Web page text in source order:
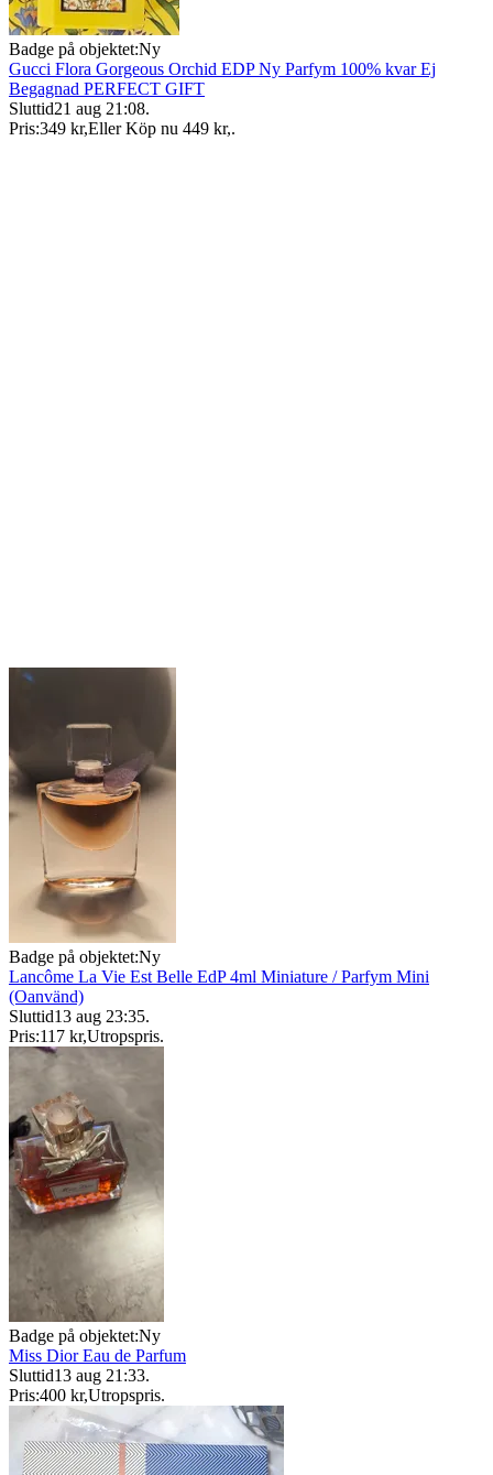
Badge på objektet:Ny
Gucci Flora Gorgeous Orchid EDP Ny Parfym 100% kvar Ej
Begagnad PERFECT GIFT
Sluttid21 aug 21:08.
Pris:349 kr,Eller Köp nu 449 kr,.
Badge på objektet:Ny
Lancôme La Vie Est Belle EdP 4ml Miniature / Parfym Mini
(Oanvänd)
Sluttid13 aug 23:35.
Pris:117 kr,Utropspris.
Badge på objektet:Ny
Miss Dior Eau de Parfum
Sluttid13 aug 21:33.
Pris:400 kr,Utropspris.